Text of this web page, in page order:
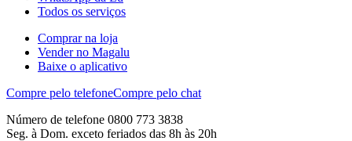
Todos os serviços
Comprar na loja
Vender no Magalu
Baixe o aplicativo
Compre pelo telefoneCompre pelo chat
Número de telefone 0800 773 3838
Seg. à Dom. exceto feriados das 8h às 20h